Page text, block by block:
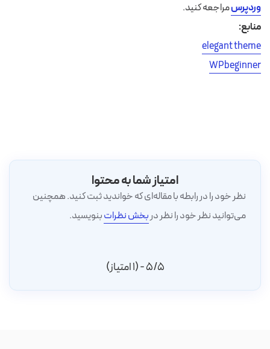
وردپرسمراجعه کنید.
منابع:
elegant theme
WPbeginner
امتیاز شما به محتوا
نظر خود را در رابطه با مقاله‌ای که خواندید ثبت کنید. همچنین
می‌توانید نظر خود را نظر در بخش نظراتبنویسید.
5/5 - (1 امتیاز)